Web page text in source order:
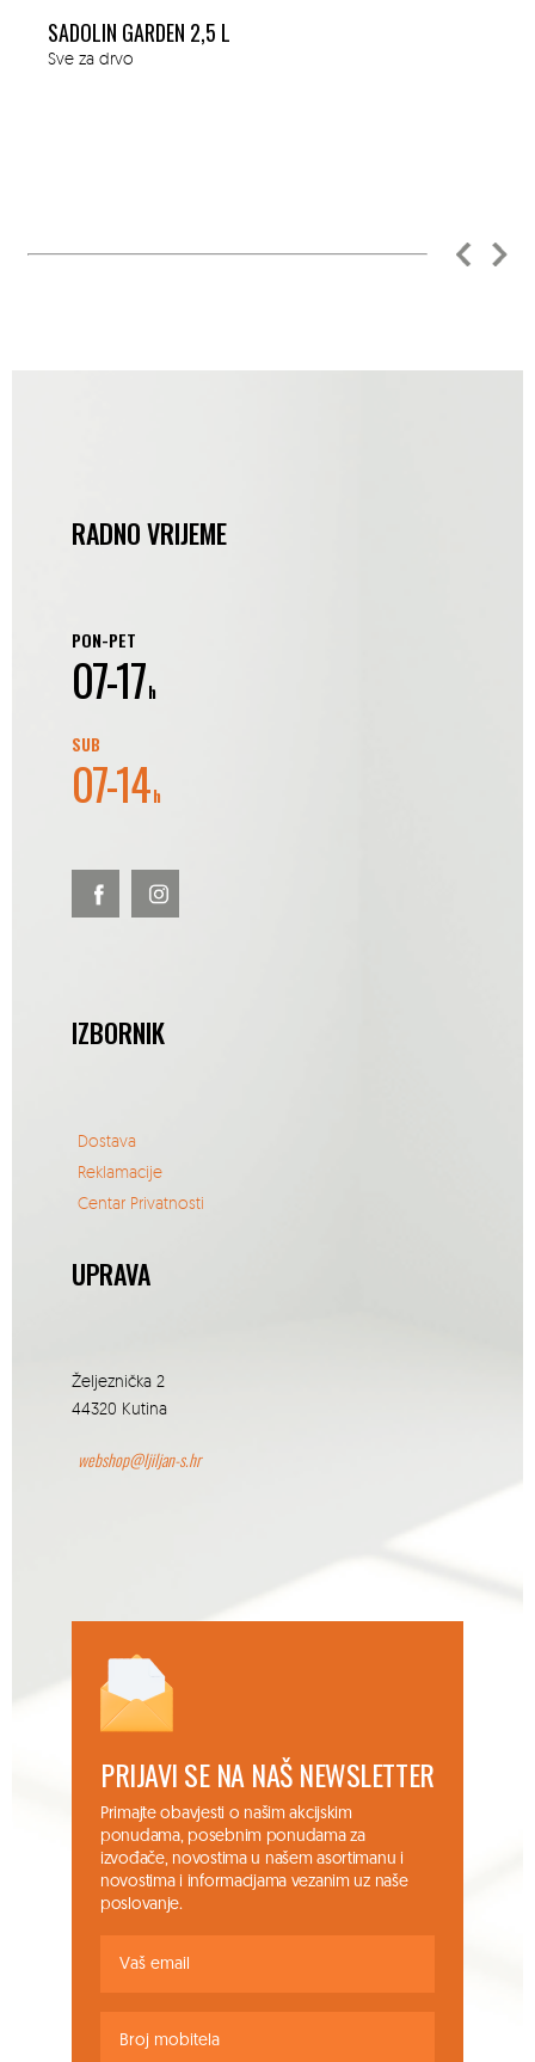
SADOLIN GARDEN 2,5 L
Sve za drvo
RADNO VRIJEME
PON-PET
07-17h
SUB
07-14h
IZBORNIK
Dostava
Reklamacije
Centar Privatnosti
UPRAVA
Željeznička 2
44320 Kutina
webshop@ljiljan-s.hr
PRIJAVI SE NA NAŠ NEWSLETTER
Primajte obavjesti o našim akcijskim
ponudama, posebnim ponudama za
izvođače, novostima u našem asortimanu i
novostima i informacijama vezanim uz naše
poslovanje.